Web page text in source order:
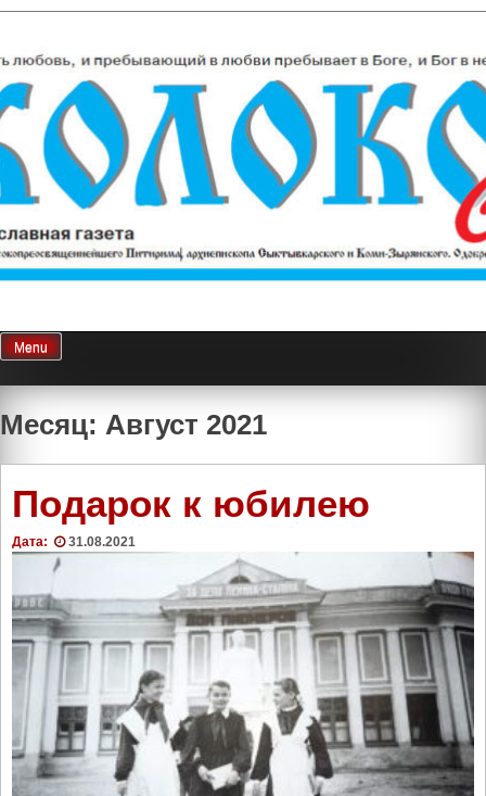
content
Колокол Севера
Menu
Месяц: Август 2021
Подарок к юбилею
Дата: 31.08.2021